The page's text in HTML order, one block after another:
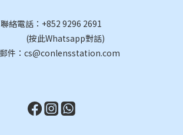
聯絡電話： +852 9296 2691
(按此Whatsapp對話)
件：cs@conlensstation.com